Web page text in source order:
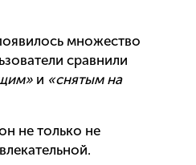
множество
сравнили
и «снятым на
не только не